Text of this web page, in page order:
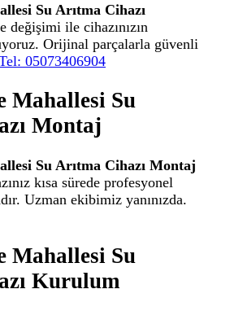
Su Arıtma Cihazı
değişimi ile cihazınızın
Orijinal parçalarla güvenli
05073406904
Mahallesi Su
Montaj
Su Arıtma Cihazı Montaj
kısa sürede profesyonel
Uzman ekibimiz yanınızda.
Mahallesi Su
Kurulum